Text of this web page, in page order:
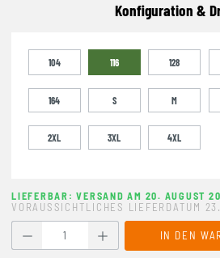
Konfiguration &
104 116 128
164 S M
2XL 3XL 4XL
LIEFERBAR: VERSAND AM 20. AUGUST
VORAUSSICHTLICHES LIEFERDATUM
Produkt Anzahl: Gib denIN DEN